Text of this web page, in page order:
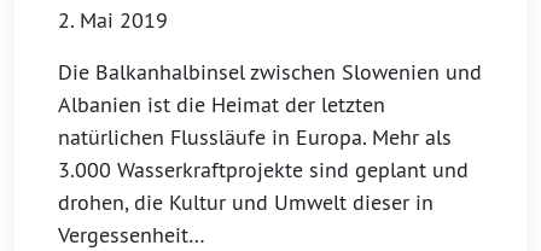
2. Mai 2019
Die Balkanhalbinsel zwischen Slowenien und
Albanien ist die Heimat der letzten
natürlichen Flussläufe in Europa. Mehr als
3.000 Wasserkraftprojekte sind geplant und
drohen, die Kultur und Umwelt dieser in
Vergessenheit…